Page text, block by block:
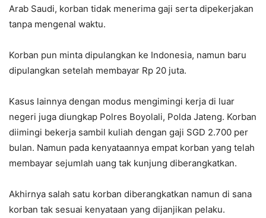
Arab Saudi, korban tidak menerima gaji serta dipekerjakan
tanpa mengenal waktu.
Korban pun minta dipulangkan ke Indonesia, namun baru
dipulangkan setelah membayar Rp 20 juta.
Kasus lainnya dengan modus mengimingi kerja di luar
negeri juga diungkap Polres Boyolali, Polda Jateng. Korban
diimingi bekerja sambil kuliah dengan gaji SGD 2.700 per
bulan. Namun pada kenyataannya empat korban yang telah
membayar sejumlah uang tak kunjung diberangkatkan.
Akhirnya salah satu korban diberangkatkan namun di sana
korban tak sesuai kenyataan yang dijanjikan pelaku.